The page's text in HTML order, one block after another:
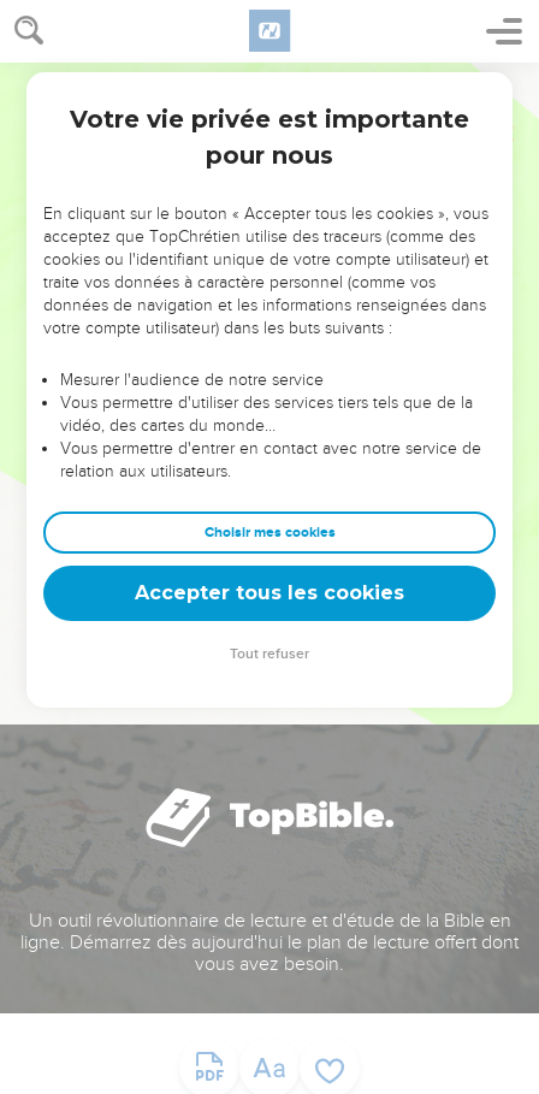
NE MANQUEZ PAS L’ÉVÉNEMENT
DE L’ANNÉE !
ET SI LEURS ERREURS POUVAIENT VOUS ÉVITER LES
VOTRES ?
leur foi ou leur vision. Mais on voit moins les doutes, les erreurs
et les saisons difficiles qu'ils ont traversés, alors même que ce
sont elles qui les ont façonnés.
Dans cette conférence, leaders, entrepreneurs, et responsables
clés pour avancer avec plus de sagesse afin que leurs erreurs
deviennent vos tremplins. Que vous guidiez un ministère, une
équipe, un groupe ou une famille, leur expérience est faite
Un outil révolutionnaire de lecture et d'étude de la Bible en
ligne. Démarrez dès aujourd'hui le plan de lecture offert dont
vous avez besoin.
Votre vie privée est importante
pour nous
En cliquant sur le bouton « Accepter tous les cookies », vous
acceptez que TopChrétien utilise des traceurs (comme des
cookies ou l'identifiant unique de votre compte utilisateur) et
traite vos données à caractère personnel (comme vos
données de navigation et les informations renseignées dans
votre compte utilisateur) dans les buts suivants :
Mesurer l'audience de notre service
Vous permettre d'utiliser des services tiers tels que de la
vidéo, des cartes du monde…
Vous permettre d'entrer en contact avec notre service de
relation aux utilisateurs.
Choisir mes cookies
Accepter tous les cookies
Tout refuser